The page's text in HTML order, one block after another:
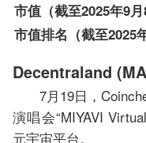
市值（截至2025年9月
市值排名（截至2025
Decentraland
7月19日，
演唱会“MIYAVI
元宇宙平台。